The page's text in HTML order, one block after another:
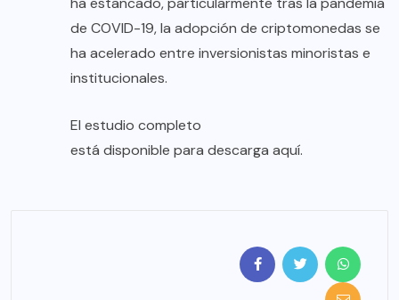
de COVID-19, la adopción de criptomonedas se
ha acelerado entre inversionistas minoristas e
institucionales.
El estudio completo
está disponible para descarga aquí.